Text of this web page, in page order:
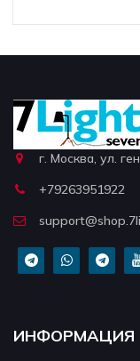
г. Москва, ул.
+79263951922
ИНФОРМАЦИЯ